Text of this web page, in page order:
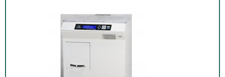
atua com lavadoras ultrassônicas e
circuladores de saneantes, garantindo a
satisfação da venda à entrega fin...